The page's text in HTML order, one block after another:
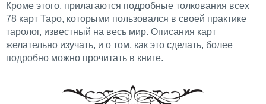
Кроме этого, прилагаются подробные толкования всех
78 карт Таро, которыми пользовался в своей практике
таролог, известный на весь мир. Описания карт
желательно изучать, и о том, как это сделать, более
подробно можно прочитать в книге.